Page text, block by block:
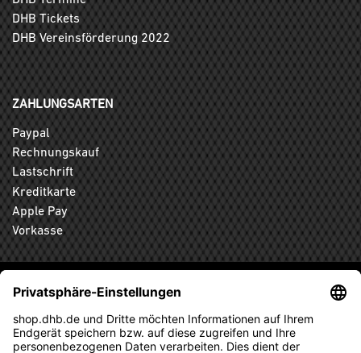
DHB Tickets
DHB Vereinsförderung 2022
ZAHLUNGSARTEN
Paypal
Rechnungskauf
Lastschrift
Kreditkarte
Apple Pay
Vorkasse
ABONNIEREN SIE DEN KOSTENLOSEN DHB-FANSHOP
NEWSLETTER UND VERPASSEN SIE KEINE NEUIGKEIT ODER
AKTION MEHR.